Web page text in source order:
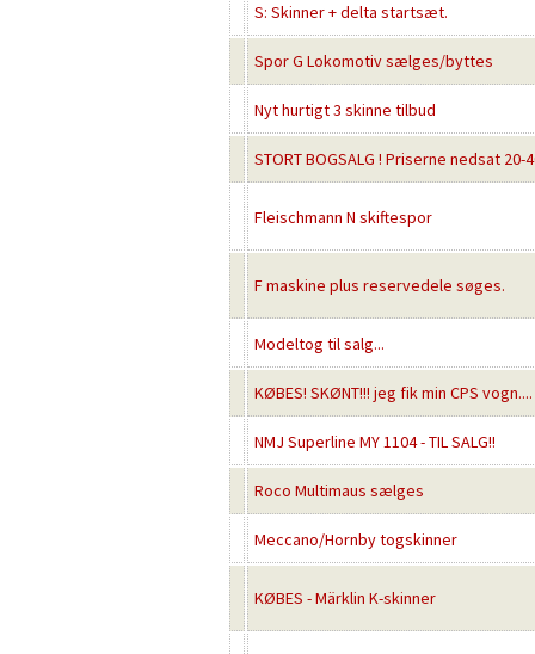
S: Skinner + delta startsæt.
Spor G Lokomotiv sælges/byttes
Nyt hurtigt 3 skinne tilbud
STORT BOGSALG ! Priserne nedsat 20-
Fleischmann N skiftespor
F maskine plus reservedele søges.
Modeltog til salg...
KØBES! SKØNT!!! jeg fik min CPS vogn....
NMJ Superline MY 1104 - TIL SALG!!
Roco Multimaus sælges
Meccano/Hornby togskinner
KØBES - Märklin K-skinner